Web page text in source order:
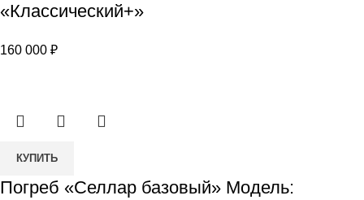
«Селлар+»
«Классический+»
«Классический+»
160 000 ₽
Количество
Погреб
КУПИТЬ
Погреб «Селлар базовый» Модель: